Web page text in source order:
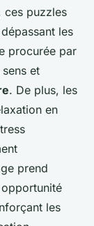
puzzles
les
procurée par
et
. De plus, les
en
prend
les